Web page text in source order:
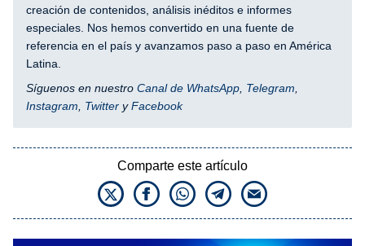
creación de contenidos, análisis inéditos e informes
especiales. Nos hemos convertido en una fuente de
referencia en el país y avanzamos paso a paso en América
Latina.
Síguenos en nuestro Canal de WhatsApp, Telegram,
Instagram, Twitter yFacebook
Comparte este artículo